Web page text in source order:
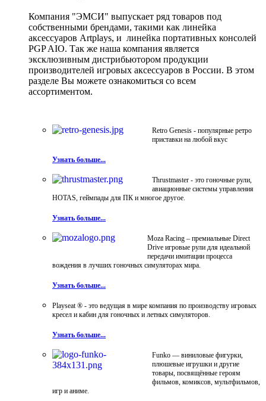
Компания "ЭМСИ" выпускает ряд товаров под
собственными брендами, такими как линейка
аксессуаров Artplays, и линейка портативных консолей
PGP AIO. Так же наша компания является
эксклюзивным дистрибьютором продукции
производителей игровых аксессуаров в России. В этом
разделе Вы можете ознакомиться со всем
ассортиментом.
Retro Genesis - популярные ретро
приставки на любой вкус
Узнать больше...
Thrustmaster - это гоночные рули,
авиационные системы управления
HOTAS, геймпады для ПК и многое другое.
Узнать больше...
Moza Racing – премиальные Direct
Drive игровые рули для идеальной
передачи имитации процесса
вождения в лучших гоночных симуляторах мира.
Узнать больше...
Playseat ® - это ведущая в мире компания по производству игровых
кресел и кабин для гоночных и летных симуляторов.
Узнать больше...
Funko — виниловые фигурки,
плюшевые игрушки и другие
товары, посвящённые героям
фильмов, комиксов, мультфильмов,
игр и аниме.